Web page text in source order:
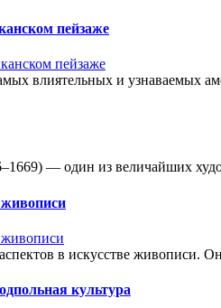
пейзаже
влиятельных и узнаваемых
— один из величайших
живописи
в искусстве живописи.
культура